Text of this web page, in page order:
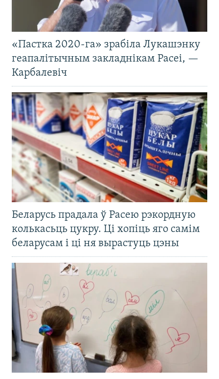
«Пастка 2020-га» зрабіла Лукашэнку
геапалітычным закладнікам Расеі, —
Карбалевіч
Беларусь прадала ў Расею рэкордную
колькасьць цукру. Ці хопіць яго самім
беларусам і ці ня вырастуць цэны